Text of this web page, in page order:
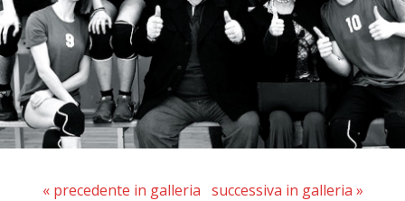
« precedente in galleria successiva in galleria »